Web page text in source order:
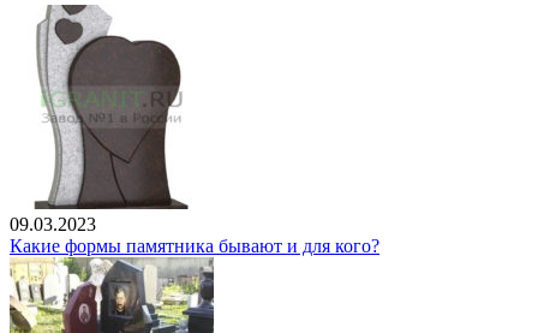
09.03.2023
Какие формы памятника бывают и для кого?